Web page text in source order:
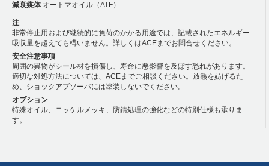
減衰媒体オートマオイル（ATF）
注
非常停止用および継続的に負荷のかかる用途では、記載されたエネルギー
吸収量を超えても構いません。詳しくはACEまでお問合せください。
安全注意事項
周囲の異物がシール材を損傷し、寿命に悪影響を及ぼす恐れがあります。
適切な対処方法については、ACEまでご相談ください。放熱を妨げるた
め、ショックアブソーバには塗装しないでください。
オプション
特殊オイル、ニッケルメッキ、防錆処理の強化などの特別仕様も承りま
す。